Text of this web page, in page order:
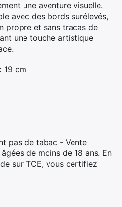
une aventure visuelle.
avec des bords surélevés,
propre et sans tracas de
une touche artistique
19 cm
pas de tabac - Vente
de moins de 18 ans. En
sur TCE, vous certifiez